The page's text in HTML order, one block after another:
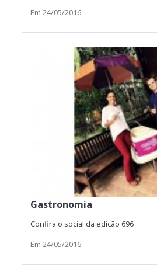
Em 24/05/2016
Gastronomia
Confira o social da edição 696
Em 24/05/2016